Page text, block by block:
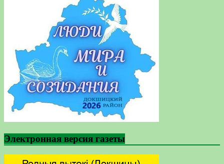
Электронная версия газеты